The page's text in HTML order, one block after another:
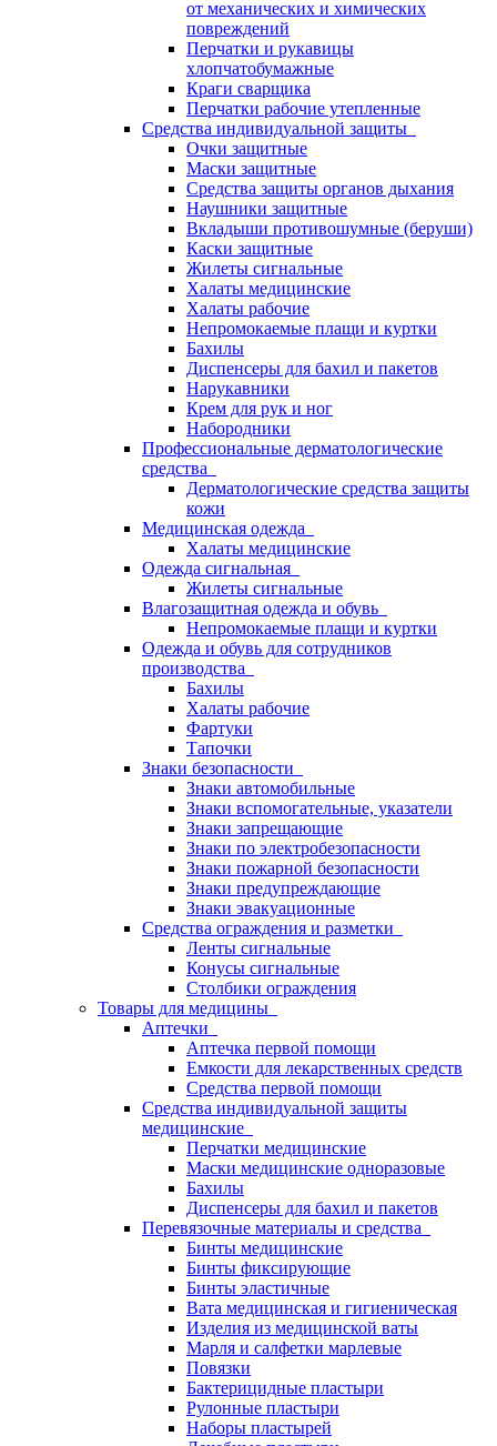
от механических и химических
повреждений
Перчатки и рукавицы
хлопчатобумажные
Краги сварщика
Перчатки рабочие утепленные
Средства индивидуальной защиты
Очки защитные
Маски защитные
Средства защиты органов дыхания
Наушники защитные
Вкладыши противошумные (беруши)
Каски защитные
Жилеты сигнальные
Халаты медицинские
Халаты рабочие
Непромокаемые плащи и куртки
Бахилы
Диспенсеры для бахил и пакетов
Нарукавники
Крем для рук и ног
Набородники
Профессиональные дерматологические
средства
Дерматологические средства защиты
кожи
Медицинская одежда
Халаты медицинские
Одежда сигнальная
Жилеты сигнальные
Влагозащитная одежда и обувь
Непромокаемые плащи и куртки
Одежда и обувь для сотрудников
производства
Бахилы
Халаты рабочие
Фартуки
Тапочки
Знаки безопасности
Знаки автомобильные
Знаки вспомогательные, указатели
Знаки запрещающие
Знаки по электробезопасности
Знаки пожарной безопасности
Знаки предупреждающие
Знаки эвакуационные
Средства ограждения и разметки
Ленты сигнальные
Конусы сигнальные
Столбики ограждения
Товары для медицины
Аптечки
Аптечка первой помощи
Емкости для лекарственных средств
Средства первой помощи
Средства индивидуальной защиты
медицинские
Перчатки медицинские
Маски медицинские одноразовые
Бахилы
Диспенсеры для бахил и пакетов
Перевязочные материалы и средства
Бинты медицинские
Бинты фиксирующие
Бинты эластичные
Вата медицинская и гигиеническая
Изделия из медицинской ваты
Марля и салфетки марлевые
Повязки
Бактерицидные пластыри
Рулонные пластыри
Наборы пластырей